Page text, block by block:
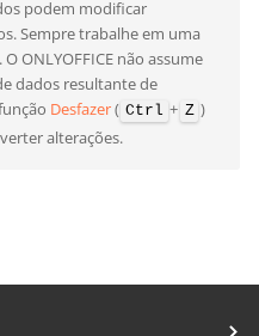
podem modificar
Sempre trabalhe em uma
ONLYOFFICE não assume
dados resultante de
Desfazer( Ctrl + Z )
alterações.